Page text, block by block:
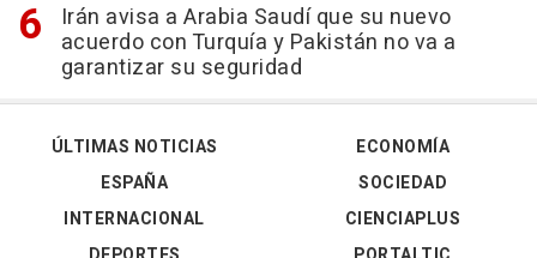
Irán avisa a Arabia Saudí que su nuevo
acuerdo con Turquía y Pakistán no va a
garantizar su seguridad
ÚLTIMAS NOTICIAS
ESPAÑA
INTERNACIONAL
ECONOMÍA
SOCIEDAD
CIENCIAPLUS